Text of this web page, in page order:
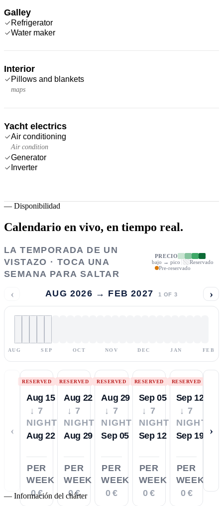
Galley
Refrigerator
Water maker
Interior
Pillows and blankets
maps
Yacht electrics
Air conditioning
Air condition
Generator
Inverter
— Disponibilidad
Calendario en vivo, en tiempo real.
LA TEMPORADA DE UN
VISTAZO · TOCA UNA
SEMANA PARA SALTAR
PRECIO
bajo → pico
Reservado
Pre-reservado
‹ AUG 2026 → FEB 2027 1 OF 3 ›
AUG SEP OCT NOV DEC JAN FEB
‹
RESERVED
Aug 15
↓ 7
NIGHTS
Aug 22
PER
WEEK
0 €
RESERVED
Aug 22
↓ 7
NIGHTS
Aug 29
PER
WEEK
0 €
RESERVED
Aug 29
↓ 7
NIGHTS
Sep 05
PER
WEEK
0 €
RESERVED
Sep 05
↓ 7
NIGHTS
Sep 12
PER
WEEK
0 €
RESERVED
Sep 12
↓ 7
NIGHTS
Sep 19
PER
WEEK
0 €
›
— Información del chárter